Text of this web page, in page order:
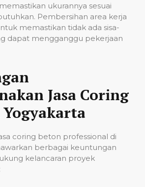
ukurannya sesuai
Pembersihan area kerja
memastikan tidak ada sisa-
dapat mengganggu pekerjaan
Jasa Coring
coring beton professional di
berbagai keuntungan
kelancaran proyek